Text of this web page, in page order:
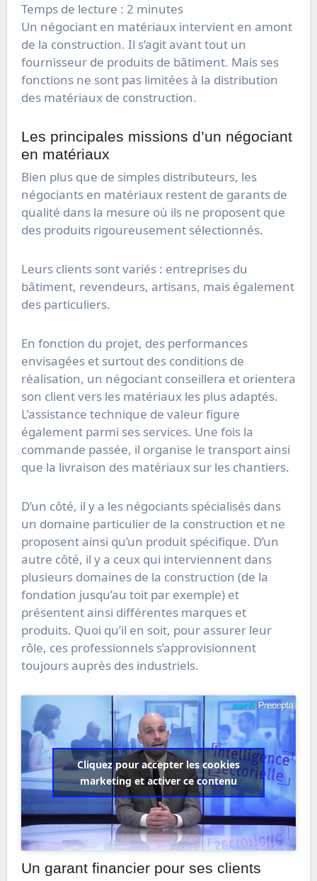
Temps de lecture : 2 minutes
Un négociant en matériaux intervient en amont
de la construction. Il s’agit avant tout un
fournisseur de produits de bâtiment. Mais ses
fonctions ne sont pas limitées à la distribution
des matériaux de construction.
Les principales missions d’un négociant
en matériaux
Bien plus que de simples distributeurs, les
négociants en matériaux restent de garants de
qualité dans la mesure où ils ne proposent que
des produits rigoureusement sélectionnés.
Leurs clients sont variés : entreprises du
bâtiment, revendeurs, artisans, mais également
des particuliers.
En fonction du projet, des performances
envisagées et surtout des conditions de
réalisation, un négociant conseillera et orientera
son client vers les matériaux les plus adaptés.
L’assistance technique de valeur figure
également parmi ses services. Une fois la
commande passée, il organise le transport ainsi
que la livraison des matériaux sur les chantiers.
D’un côté, il y a les négociants spécialisés dans
un domaine particulier de la construction et ne
proposent ainsi qu’un produit spécifique. D’un
autre côté, il y a ceux qui interviennent dans
plusieurs domaines de la construction (de la
fondation jusqu’au toit par exemple) et
présentent ainsi différentes marques et
produits. Quoi qu’il en soit, pour assurer leur
rôle, ces professionnels s’approvisionnent
toujours auprès des industriels.
Cliquez pour accepter les cookies
marketing et activer ce contenu
Un garant financier pour ses clients